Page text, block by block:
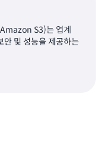
구성할 수 있습니다.
사용자는 서버나 클
답하여 코드를 실행할
팀이 성능 문제를 훨씬
조정, 모니터링과 같
고 Steiger는 말합니
S3)는 업계
안 및 성능을 제공하는